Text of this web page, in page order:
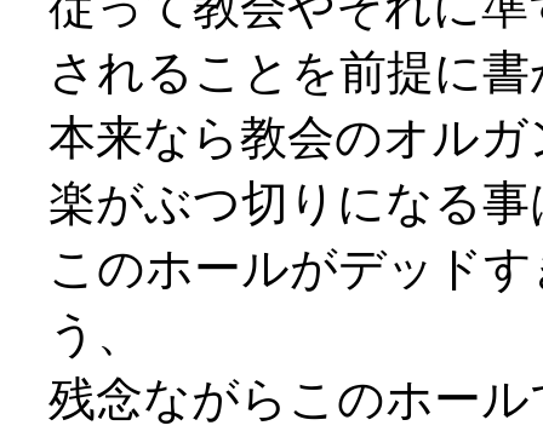
されることを前提に
本来なら教会のオル
楽がぶつ切りになる
このホールがデッド
う、
残念ながらこのホー